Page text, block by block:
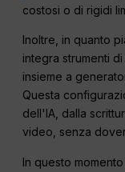
costosi o di rigidi
Inoltre, in quanto
integra strumenti
insieme a
Questa
dell'IA, dalla
video, senza
In questo